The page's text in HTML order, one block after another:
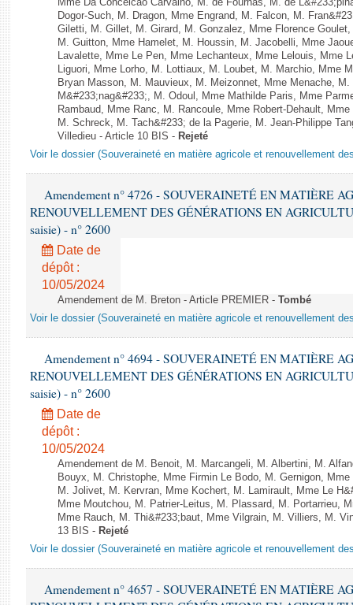
Mme Da Conceicao Carvalho, M. de Fournas, M. de
Dogor-Such, M. Dragon, Mme Engrand, M. Falcon, M.
Giletti, M. Gillet, M. Girard, M. Gonzalez, Mme Florence
M. Guitton, Mme Hamelet, M. Houssin, M. Jacobelli, Mme
Lavalette, Mme Le Pen, Mme Lechanteux, Mme Lelouis, Mme
Liguori, Mme Lorho, M. Lottiaux, M. Loubet, M. Marchio, Mme
Bryan Masson, M. Mauvieux, M. Meizonnet, Mme Menache,
M&#233;nag&#233;, M. Odoul, Mme Mathilde Paris, Mme
Rambaud, Mme Ranc, M. Rancoule, Mme Robert-Dehault,
M. Schreck, M. Tach&#233; de la Pagerie, M. Jean-Philippe
Villedieu - Article 10 BIS - Rejeté
Voir le dossier (Souveraineté en matière agricole et renouvellement
Amendement n° 4726 - SOUVERAINETÉ EN MATIÈRE
RENOUVELLEMENT DES GÉNÉRATIONS EN
saisie) - n° 2600
Date de
dépôt :
10/05/2024
Amendement de M. Breton - Article PREMIER - Tombé
Voir le dossier (Souveraineté en matière agricole et renouvellement
Amendement n° 4694 - SOUVERAINETÉ EN MATIÈRE
RENOUVELLEMENT DES GÉNÉRATIONS EN
saisie) - n° 2600
Date de
dépôt :
10/05/2024
Amendement de M. Benoit, M. Marcangeli, M. Albertini, M.
Bouyx, M. Christophe, Mme Firmin Le Bodo, M. Gernigon,
M. Jolivet, M. Kervran, Mme Kochert, M. Lamirault, Mme Le
Mme Moutchou, M. Patrier-Leitus, M. Plassard, M. Portarrieu,
Mme Rauch, M. Thi&#233;baut, Mme Vilgrain, M. Villiers, M.
13 BIS - Rejeté
Voir le dossier (Souveraineté en matière agricole et renouvellement
Amendement n° 4657 - SOUVERAINETÉ EN MATIÈRE